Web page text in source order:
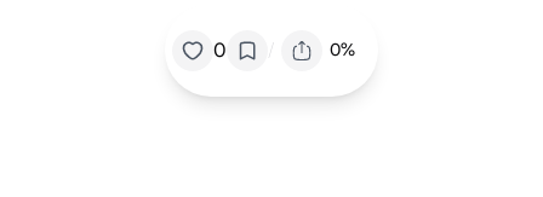
0 / 0%